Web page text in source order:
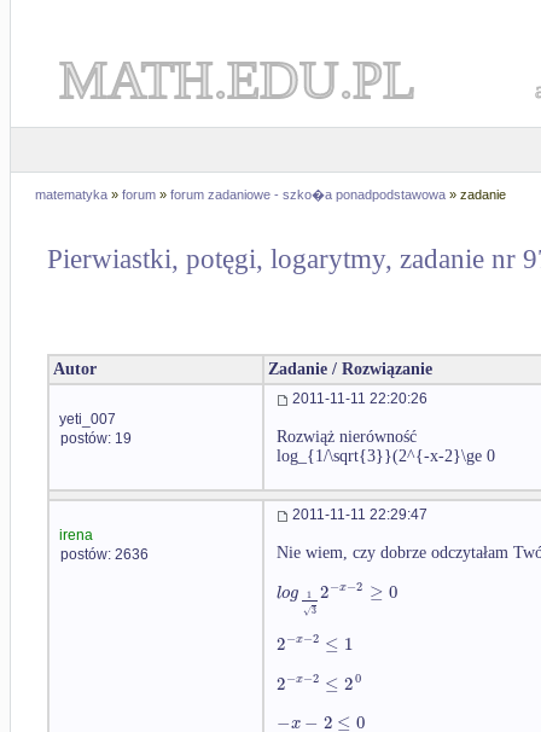
MATH.EDU.PL
matematyka » forum » forum zadaniowe - szko�a ponadpodstawowa » zadanie
Pierwiastki, potęgi, logarytmy, zadanie nr
Autor Zadanie / Rozwiązanie
yeti_007
postów: 19
2011-11-11 22:20:26
Rozwiąż nierówność
log_{1/\sqrt{3}}(2^{-x-2}\ge 0
irena
postów: 2636
2011-11-11 22:29:47
Nie wiem, czy dobrze odczytałam
log 1
3
√
2−x−2 ≥ 0
2−x−2 ≤ 1
2−x−2 ≤ 20
−x− 2 ≤ 0